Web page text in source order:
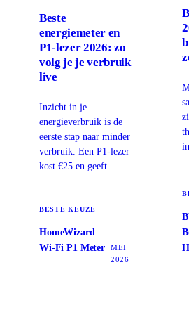
Beste
energiemeter en
P1-lezer 2026: zo
volg je je verbruik
live
Inzicht in je
energieverbruik is de
eerste stap naar minder
verbruik. Een P1-lezer
kost €25 en geeft
BESTE KEUZE
HomeWizard
Wi-Fi P1 Meter
MEI
2026